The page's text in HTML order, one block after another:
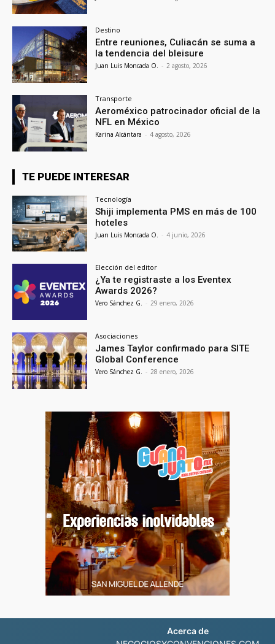
Destino
Entre reuniones, Culiacán se suma a
la tendencia del bleisure
Juan Luis Moncada O. - 2 agosto, 2026
Transporte
Aeroméxico patrocinador oficial de la
NFL en México
Karina Alcántara - 4 agosto, 2026
TE PUEDE INTERESAR
Tecnología
Shiji implementa PMS en más de 100
hoteles
Juan Luis Moncada O. - 4 junio, 2026
Elección del editor
¿Ya te registraste a los Eventex
Awards 2026?
Vero Sánchez G. - 29 enero, 2026
Asociaciones
James Taylor confirmado para SITE
Global Conference
Vero Sánchez G. - 28 enero, 2026
Acerca de